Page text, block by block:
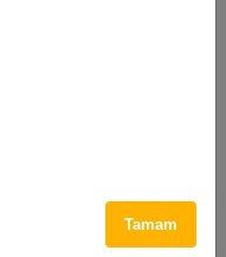
Mah. Yadigar
Davranış
Tamam